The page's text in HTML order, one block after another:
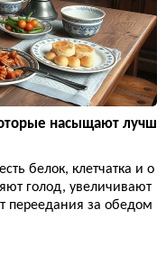
насыщают лучш
белок, клетчатка и о
голод, увеличивают
переедания за обедом